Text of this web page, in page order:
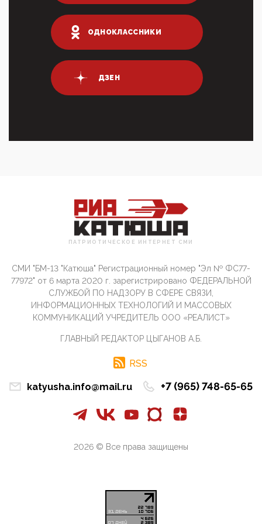
что союзники просили Киев не наносить удары по
энергети...
01:54, 10 Апреля 2026
ПрезидентПутинвчера вечером обьявил
Пасхальное перемирие с 16 часов субботы до конца
дня Воскресен...
01:09, 10 Апреля 2026
Честно говоря, ситуация с продвижением через
российские крупнейшие СМИ персоны Эррола
Маска (отца Ил...
инокультурных мигрантов, в общем-то понимают,
что делают ...
09:34, 09 Апреля 2026
Благодаря знакомым, стали известны подробности
истории с белгородскими "Орланами",которые
Снова о главном на фронте. Противник вновь
захватил "малое небо" на украинском ТВД.
В Национальной системе платежных карт (НСПК)
заботливо уточниили, что ИНН при переводах по
06:01, 09 Апреля 2026
В понедельник Совет Госдумы приступит к
рассмотрению законопроекта в части повышения
ОДНОКЛАССНИКИ
ДЗЕН
ПАТРИОТИЧЕСКОЕ ИНТЕРНЕТ СМИ
СМИ "БМ-13 "Катюша" Регистрационный номер "Эл № ФС77-
77972" от 6 марта 2020 г. зарегистрировано ФЕДЕРАЛЬНОЙ
СЛУЖБОЙ ПО НАДЗОРУ В СФЕРЕ СВЯЗИ,
ИНФОРМАЦИОННЫХ ТЕХНОЛОГИЙ И МАССОВЫХ
КОММУНИКАЦИЙ УЧРЕДИТЕЛЬ ООО «РЕАЛИСТ»
ГЛАВНЫЙ РЕДАКТОР ЦЫГАНОВ А.Б.
RSS
katyusha.info@mail.ru +7 (965) 748-65-65
2026 © Все права защищены